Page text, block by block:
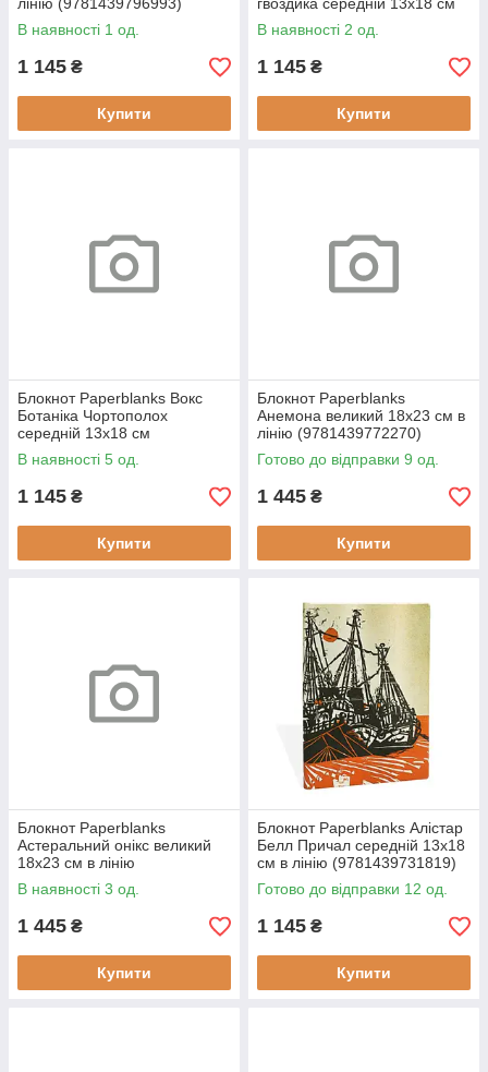
В наявності 1 од.
1 145 ₴
Купити
нелінований м'який
(9781439797280)
В наявності 2 од.
1 145 ₴
Купити
Блокнот Paperblanks Вокс
Ботаніка Чортополох
середній 13х18 см
нелінований м'який
(9781439794098)
В наявності 5 од.
1 145 ₴
Купити
Блокнот Paperblanks
Анемона великий 18х23 см в
лінію (9781439772270)
Готово до відправки 9 од.
1 445 ₴
Купити
Блокнот Paperblanks
Астеральний онікс великий
18х23 см в лінію
(9781439796122)
В наявності 3 од.
1 445 ₴
Купити
Блокнот Paperblanks Алістар
Белл Причал середній 13х18
см в лінію (9781439731819)
Готово до відправки 12 од.
1 145 ₴
Купити